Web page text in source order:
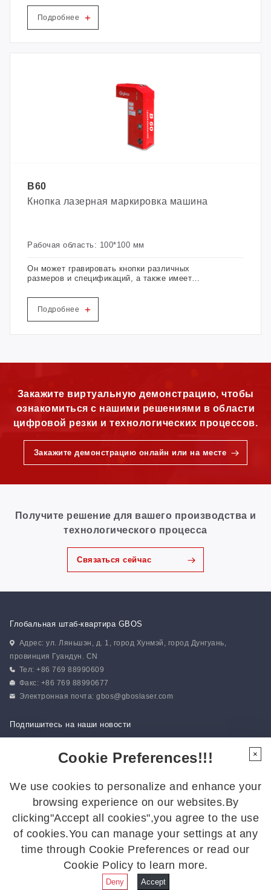
направляющую + систему винтового привода.
Простой в освоении и использовании
Подробнее +
B60
Кнопка лазерная маркировка машина
Рабочая область: 100*100 мм
Он может гравировать кнопки различных
размеров и спецификаций, а также имеет
обнаружение, автоматическая маркировка и
визуальное позиционирование.
Подробнее +
Закажите виртуальную демонстрацию, чтобы
ознакомиться с нашими решениями в области
цифровой резки и технологических процессов.
Закажите демонстрацию онлайн или на месте
Получите решение для вашего производства и
технологического процесса
Связаться сейчас
Глобальная штаб-квартира GBOS
Адрес: ул. Ляньшэн, д. 1, город Хунмэй, город Дунгуань,
провинция Гуандун. CN
Тел: +86 769 88990609
Факс: +86 769 88990677
Электронная почта:gbos@gboslaser.com
Подпишитесь на наши новости
Подписывайтесь на нас, чтобы быть в курсе последних новостей:
© 2026 GBOS. Все права защищены. Политика
Карта сайта
Cookie Preferences!!!
We use cookies to personalize and enhance your
browsing experience on our websites.By
clicking"Accept all cookies",you agree to the use
of cookies.You can manage your settings at any
time through Cookie Preferences or read our
Cookie Policy to learn more.
×
Deny Accept